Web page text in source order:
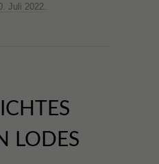
Juli 2022
LODES